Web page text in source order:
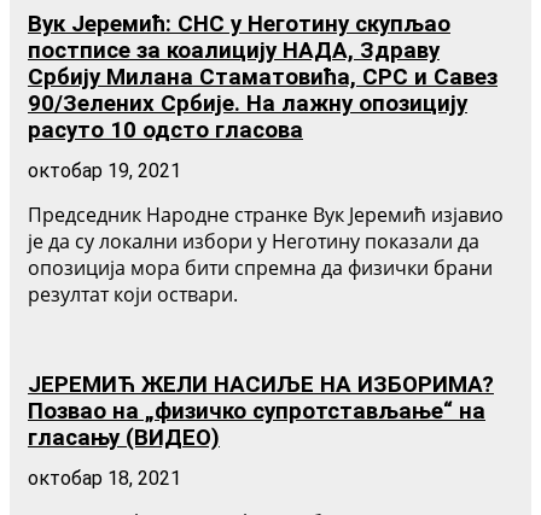
Вук Јеремић: СНС у Неготину скупљао
постписе за коалицију НАДА, Здраву
Србију Милана Стаматовића, СРС и Савез
90/Зелених Србије. На лажну опозицију
расуто 10 одсто гласова
октобар 19, 2021
Председник Народне странке Вук Јеремић изјавио
је да су локални избори у Неготину показали да
опозиција мора бити спремна да физички брани
резултат који оствари.
ЈЕРЕМИЋ ЖЕЛИ НАСИЉЕ НА ИЗБОРИМА?
Позвао на „физичко супротстављање“ на
гласању (ВИДЕО)
октобар 18, 2021